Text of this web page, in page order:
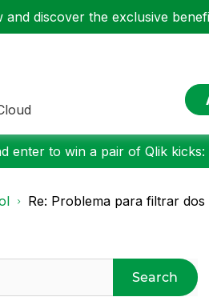
and discover the exclusive
enter to win a pair of Qlik kicks:
Re: Problema para filtrar
Search